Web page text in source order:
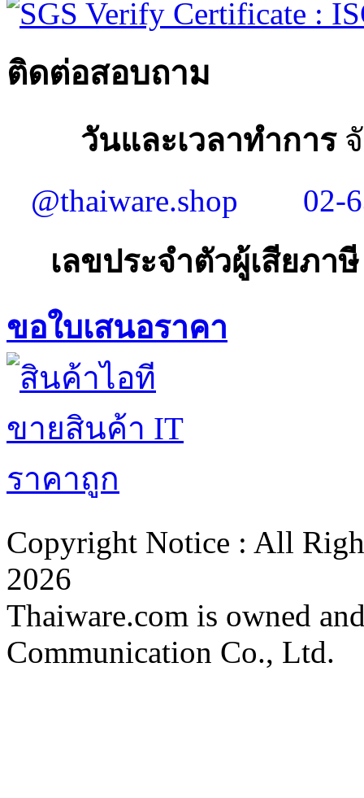
ติดต่อสอบถาม
วันและเวลาทำการจั
@thaiware.shop
02-
เลขประจำตัวผู้เสียภา
ขอใบเสนอราคา
Copyright Notice : All
2026
Thaiware.com is owned
Communication Co., Ltd.